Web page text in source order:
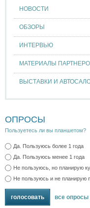
+
НОВОСТИ
ОБЗОРЫ
ИНТЕРВЬЮ
МАТЕРИАЛЫ
ВЫСТАВКИ И
ОПРОСЫ
Пользуетесь ли вы планшетом?
Да. Пользуюсь более 1 года
Да. Пользуюсь менее 1 года
Не пользуюсь, но планирую
Не пользуюсь и не планирую
все опросы